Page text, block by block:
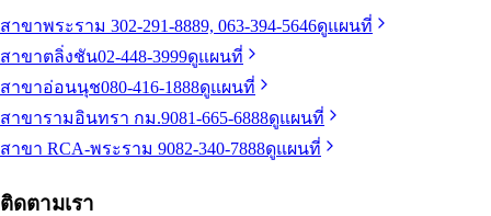
สาขาพระราม 302-291-8889, 063-394-5646ดูแผนที่
สาขาตลิ่งชัน02-448-3999ดูแผนที่
สาขาอ่อนนุช080-416-1888ดูแผนที่
สาขารามอินทรา กม.9081-665-6888ดูแผนที่
สาขา RCA-พระราม 9082-340-7888ดูแผนที่
ติดตามเรา